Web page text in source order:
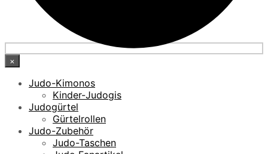
×
Judo-Kimonos
Kinder-Judogis
Judogürtel
Gürtelrollen
Judo-Zubehör
Judo-Taschen